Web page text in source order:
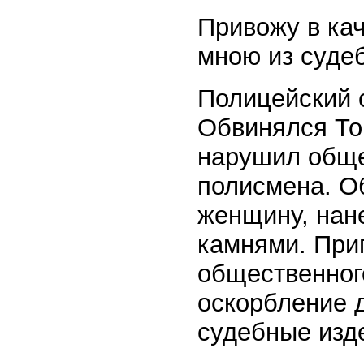
Привожу в
мною из
Полицейский
Обвинялся
нарушил
полисмена.
женщину,
камнями.
оскорбление
судебные